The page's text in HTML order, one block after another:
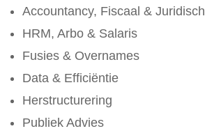
Accountancy, Fiscaal & Juridisch
HRM, Arbo & Salaris
Fusies & Overnames
Data & Efficiëntie
Herstructurering
Publiek Advies